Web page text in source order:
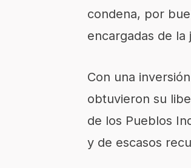
condena, por
encargadas de la
Con una
obtuvieron su
de los Pueblos
y de escasos